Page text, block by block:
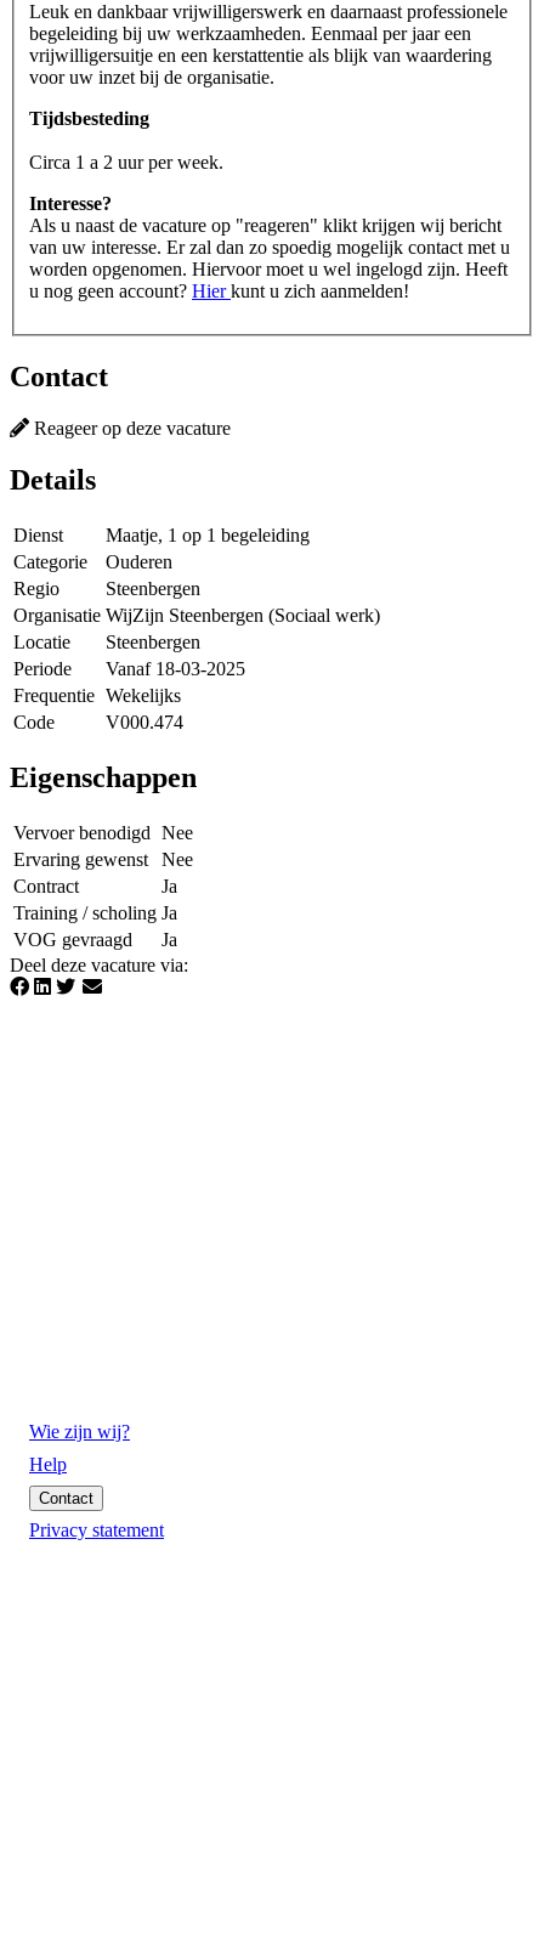
Leuk en dankbaar vrijwilligerswerk en daarnaast professionele
begeleiding bij uw werkzaamheden. Eenmaal per jaar een
vrijwilligersuitje en een kerstattentie als blijk van waardering
voor uw inzet bij de organisatie.
Tijdsbesteding
Circa 1 a 2 uur per week.
Interesse?
Als u naast de vacature op "reageren" klikt krijgen wij bericht
van uw interesse. Er zal dan zo spoedig mogelijk contact met u
worden opgenomen. Hiervoor moet u wel ingelogd zijn. Heeft
u nog geen account? Hierkunt u zich aanmelden!
Contact
Reageer op deze vacature
Details
Dienst
Maatje, 1 op 1 begeleiding
Categorie
Ouderen
Regio
Steenbergen
Organisatie WijZijn Steenbergen (Sociaal werk)
Locatie
Steenbergen
Periode
Vanaf 18-03-2025
Frequentie Wekelijks
Code
V000.474
Eigenschappen
Vervoer benodigd Nee
Ervaring gewenst
Nee
Contract
Ja
Training / scholing Ja
VOG gevraagd
Ja
Deel deze vacature via:
Wie zijn wij?
Help
Contact
Privacy statement